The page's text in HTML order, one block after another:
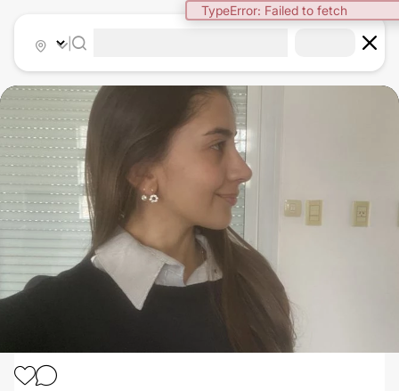
TypeError: Failed to fetch